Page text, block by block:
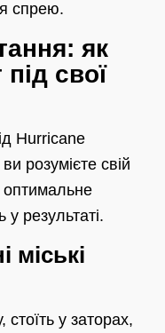
спрею.
як
свої
Hurricane
розумієте свій
результаті.
у заторах,